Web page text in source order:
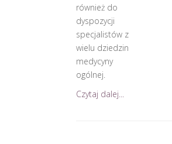
również do
dyspozycji
specjalistów z
wielu dziedzin
medycyny
ogólnej.
Czytaj dalej...